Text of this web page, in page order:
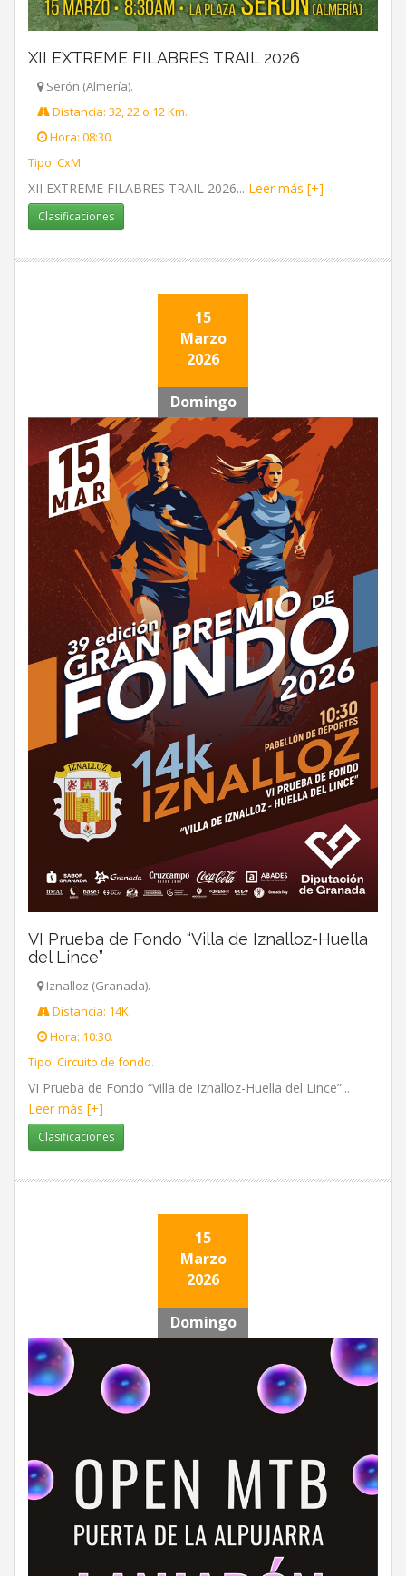
XII EXTREME FILABRES TRAIL 2026
Serón (Almería).
Distancia: 32, 22 o 12 Km.
Hora: 08:30.
Tipo: CxM.
XII EXTREME FILABRES TRAIL 2026... Leer más [+]
Clasificaciones
15
Marzo
2026
Domingo
VI Prueba de Fondo “Villa de Iznalloz-Huella
del Lince”
Iznalloz (Granada).
Distancia: 14K.
Hora: 10:30.
Tipo: Circuito de fondo.
VI Prueba de Fondo “Villa de Iznalloz-Huella del Lince”...
Leer más [+]
Clasificaciones
15
Marzo
2026
Domingo